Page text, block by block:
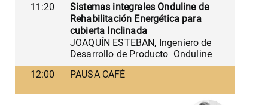
11:20
Sistemas integrales Onduline de
Rehabilitación Energética para
cubierta Inclinada
JOAQUÍN ESTEBAN, Ingeniero de
Desarrollo de Producto Onduline
12:00
PAUSA CAFÉ